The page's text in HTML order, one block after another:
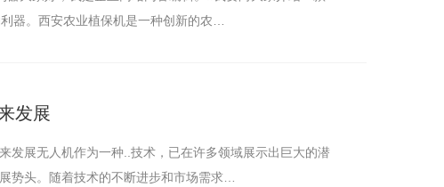
器。西安农业植保机是一种创新的农…
发展
发展无人机作为一种..技术，已在许多领域展示出巨大的潜
势头。随着技术的不断进步和市场需求…